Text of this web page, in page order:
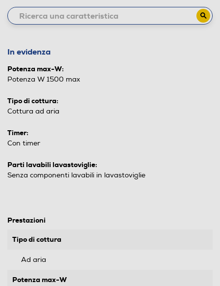
In evidenza
Potenza max-W:
Potenza W 1500 max
Tipo di cottura:
Cottura ad aria
Timer:
Con timer
Parti lavabili lavastoviglie:
Senza componenti lavabili in lavastoviglie
Prestazioni
Tipo di cottura
Ad aria
Potenza max-W